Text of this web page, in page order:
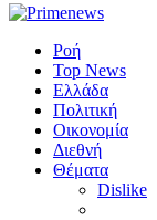
Ροή
Top News
Ελλάδα
Πολιτική
Οικονομία
Διεθνή
Θέματα
Dislike